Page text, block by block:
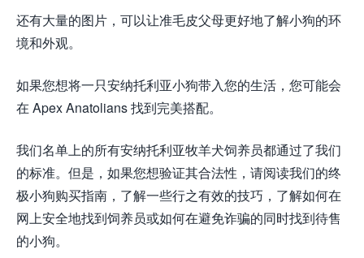
还有大量的图片，可以让准毛皮父母更好地了解小狗的环
境和外观。
如果您想将一只安纳托利亚小狗带入您的生活，您可能会
在 Apex Anatolians 找到完美搭配。
我们名单上的所有安纳托利亚牧羊犬饲养员都通过了我们
的标准。但是，如果您想验证其合法性，请阅读我们的终
极小狗购买指南，了解一些行之有效的技巧，了解如何在
网上安全地找到饲养员或如何在避免诈骗的同时找到待售
的小狗。